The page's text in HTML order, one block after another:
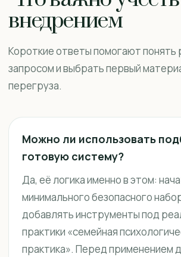
внедрением
Короткие ответы помогают понять
запросом и выбрать первый
перегруза.
Можно ли использовать
готовую систему?
Да, её логика именно в этом:
минимального безопасного
добавлять инструменты под
практики «семейная
практика». Перед применением